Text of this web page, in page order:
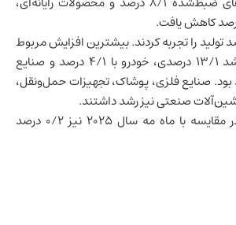
صنعت رشد تولید را تجربه کردند. بیشترین افزایش مربوط
به صنایع دارویی با رشد ۱۳/۱ درصدی، خودرو با ۴/۱ درصد و صنایع
با ۳/۱ درصد بود. صنایع فلزی، پوشاک، تجهیزات حمل‌ونقل،
صنعتی نیز رشد داشتند.
تولید صنعتی برزیل در مقایسه با ماه مه سال ۲۰۲۵ نیز ۰/۲ درصد